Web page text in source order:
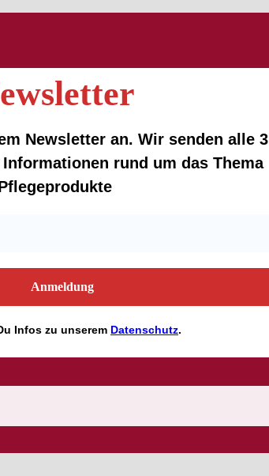
Newsletter an. Wir senden alle 3
rund um das Thema
Infos zu unserem Datenschutz.